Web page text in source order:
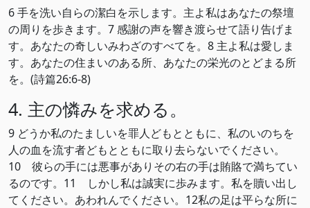
6 手を洗い自らの潔白を示します。主よ私はあなたの祭壇
の周りを歩きます。7 感謝の声を響き渡らせて語り告げま
す。あなたの奇しいみわざのすべてを。8 主よ私は愛しま
す。あなたの住まいのある所、あなたの栄光のとどまる所
を。(詩篇26:6-8)
4. 主の憐みを求める。
9 どうか私のたましいを罪人どもとともに、私のいのちを
人の血を流す者どもとともに取り去らないでください。
10 彼らの手には悪事がありその右の手は賄賂で満ちてい
るのです。11 しかし私は誠実に歩みます。私を贖い出し
てください。あわれんでください。12私の足は平らな所に